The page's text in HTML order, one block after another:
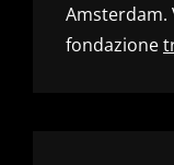
Amsterdam.
fondazione